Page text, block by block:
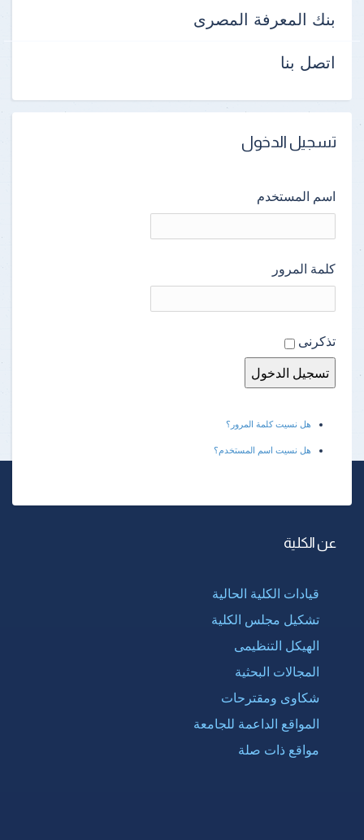
بنك المعرفة المصرى
اتصل بنا
تسجيل الدخول
اسم المستخدم
كلمة المرور
تذكرنى
هل نسيت كلمة المرور؟
هل نسيت اسم المستخدم؟
عن الكلية
قيادات الكلية الحالية
تشكيل مجلس الكلية
الهيكل التنظيمى
المجالات البحثية
شكاوى ومقترحات
المواقع الداعمة للجامعة
مواقع ذات صلة